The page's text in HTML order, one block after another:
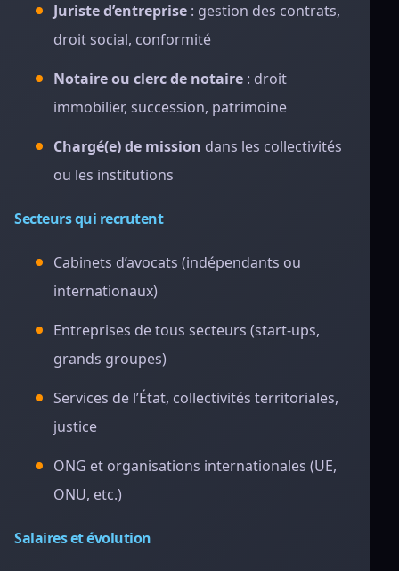
Juriste d’entreprise : gestion des contrats,
droit social, conformité
Notaire ou clerc de notaire : droit
immobilier, succession, patrimoine
Chargé(e) de mission dans les collectivités
ou les institutions
Secteurs qui recrutent
Cabinets d’avocats (indépendants ou
internationaux)
Entreprises de tous secteurs (start-ups,
grands groupes)
Services de l’État, collectivités territoriales,
justice
ONG et organisations internationales (UE,
ONU, etc.)
Salaires et évolution